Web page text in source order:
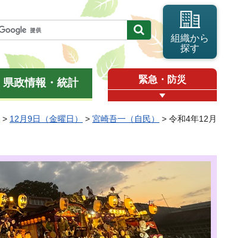
組織から
探す
県政情報・統計 緊急・防災
> 12月9日（金曜日） > 宮崎吾一（自民）
> 令和4年12月